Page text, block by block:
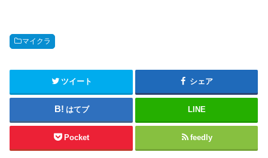
マイクラ
ツイート シェア
はてブ LINE
Pocket feedly